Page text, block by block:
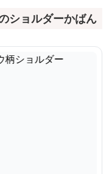
ショルダーかばん